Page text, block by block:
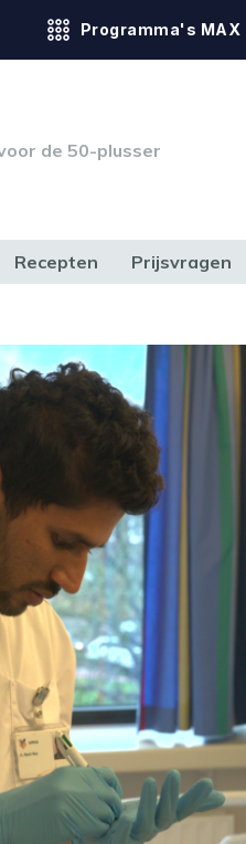
Programma's MAX
de 50-plusser
Recepten Prijsvragen